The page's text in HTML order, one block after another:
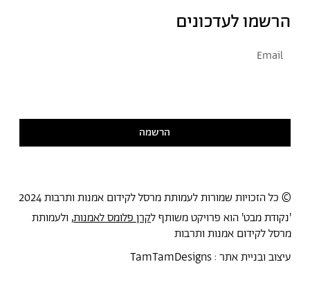
הרשמו לעדכונים
הרשמה
© כל הזכויות שמורות לעמותת מרסל לקידום אמנות ותרבות 2024
'נקודת מבט' הוא פרויקט משותף לקרן פלומס לאמנות, ולעמותת
מרסל לקידום אמנות ותרבות
עיצוב ובניית אתר :TamTamDesigns